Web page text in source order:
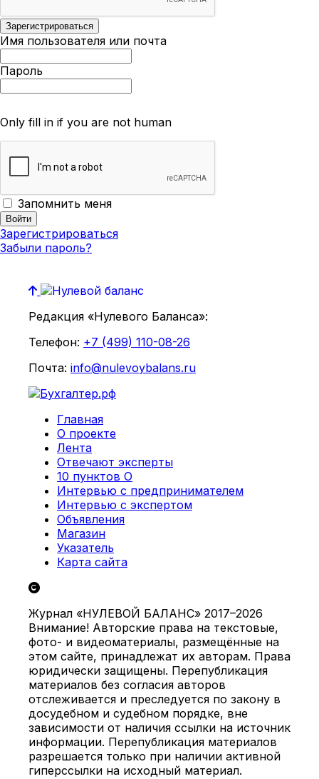
Имя пользователя или почта
Пароль
Only fill in if you are not human
Запомнить меня
Зарегистрироваться
Забыли пароль?
Редакция «Нулевого Баланса»:
Телефон: +7 (499) 110-08-26
Почта: info@nulevoybalans.ru
Главная
О проекте
Лента
Отвечают эксперты
10 пунктов О
Интервью с предпринимателем
Интервью с экспертом
Объявления
Магазин
Указатель
Карта сайта
Журнал «НУЛЕВОЙ БАЛАНС» 2017–2026
Внимание! Авторские права на текстовые,
фото- и видеоматериалы, размещённые на
этом сайте, принадлежат их авторам. Права
юридически защищены. Перепубликация
материалов без согласия авторов
отслеживается и преследуется по закону в
досудебном и судебном порядке, вне
зависимости от наличия ссылки на источник
информации. Перепубликация материалов
разрешается только при наличии активной
гиперссылки на исходный материал.